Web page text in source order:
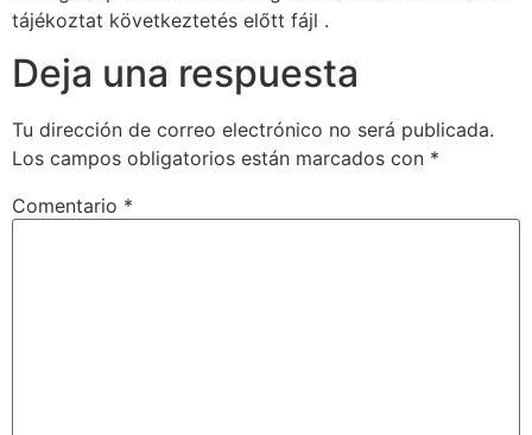
tájékoztat következtetés előtt fájl .
Deja una respuesta
Tu dirección de correo electrónico no será publicada.
Los campos obligatorios están marcados con *
Comentario *